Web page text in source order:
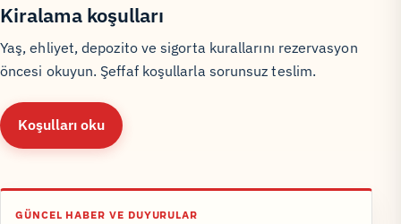
Kiralama koşulları
Yaş, ehliyet, depozito ve sigorta kurallarını rezervasyon
öncesi okuyun. Şeffaf koşullarla sorunsuz teslim.
Koşulları oku
GÜNCEL HABER VE DUYURULAR